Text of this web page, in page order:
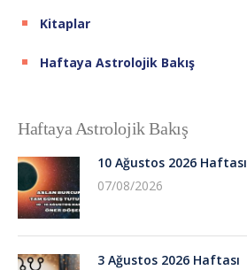
Kitaplar
Haftaya Astrolojik Bakış
Haftaya Astrolojik Bakış
10 Ağustos 2026 Haftası
07/08/2026
3 Ağustos 2026 Haftası